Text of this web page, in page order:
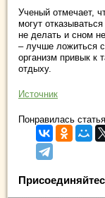
Ученый отмечает,
могут
не делать и сном
– лучше ложиться
организм привык к
отдыху.
Источник
Понравилась